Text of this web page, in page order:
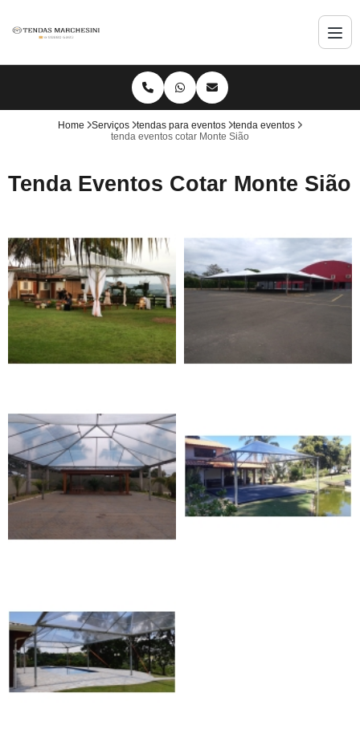
Home Serviços tendas para eventos
tenda eventos
tenda eventos cotar Monte Sião
Tenda Eventos Cotar Monte Sião